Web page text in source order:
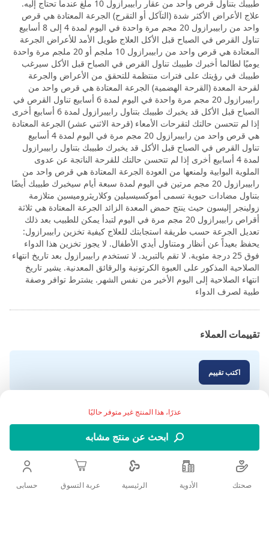
عذرًا، هذا المنتج غير متوفر حاليًا
ابحث عن منتج مشابه
طبيبك بتناول قرص واحد من عقار رابيبرازول 10 ملغ عندما تحتاج إليه.
علاج الأعراض الأكثر شدة (التآكل أو التقرح) الجرعة المعتادة هي قرص
واحد من رابيبرازول 20 مجم مرة واحدة في اليوم لمدة 4 إلى 8 أسابيع
تناول القرص في الصباح قبل الأكل العلاج طويل الأمد للأعراض الجرعة
المعتادة هي قرص واحد من رابيبرازول 10 ملجم أو 20 ملجم مرة واحدة
يوميًا لطالما أخبرك طبيبك تناول القرص في الصباح قبل الأكل سيرغب
طبيبك في رؤيتك على فترات منتظمة للتحقق من الأعراض والجرعة
لقرحة المعدة (القرحة الهضمية) الجرعة المعتادة هي قرص واحد من
رابيبرازول 20 مجم مرة واحدة في اليوم لمدة 6 أسابيع تناول القرص في
الصباح قبل الأكل قد يخبرك طبيبك بتناول رابيبرازول لمدة 6 أسابيع أخرى
إذا لم تتحسن حالتك لتقرحات الأمعاء (قرحة الاثني عشر) الجرعة المعتادة
هي قرص واحد من رابيبرازول 20 مجم مرة في اليوم لمدة 4 أسابيع
تناول القرص في الصباح قبل الأكل قد يخبرك طبيبك بتناول رابيبرازول
لمدة 4 أسابيع أخرى إذا لم تتحسن حالتك للقرحة الناتجة عن عدوى
الملوية البوابية ولمنعها من العودة الجرعة المعتادة هي قرص واحد من
رابيبرازول 20 مجم مرتين في اليوم لمدة سبعة أيام سيخبرك طبيبك أيضًا
بتناول مضادات حيوية تسمى أموكسيسيلين وكلاريثروميسين متلازمة
زولينجر إليسون حيث ينتج حمض المعدة الزائد الجرعة المعتادة هي ثلاثة
أقراص رابيبرازول 20 مجم مرة في اليوم لتبدأ يمكن للطبيب بعد ذلك
تعديل الجرعة حسب طريقة استجابتك للعلاج كيفية تخزين رابيبرازول:
يحفظ بعيداً عن أنظار ومتناول أيدي الأطفال. لا يجوز تخزين هذا الدواء
فوق 25 درجة مئوية. لا تقم بالتبريد. لا تستخدم رابيبرازول بعد تاريخ انتهاء
الصلاحية المذكور على العبوة الكرتونية والرقائق المعدنية. يشير تاريخ
انتهاء الصلاحية إلى اليوم الأخير من نفس الشهر. يشترط توافر وصفة
طبية لصرف الدواء
تقييمات العملاء
اكتب تقييم
صحتك الأدوية الرئيسية عربة التسوق حسابى